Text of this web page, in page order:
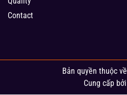
Contact
Bản quyền thuộc về
Cung cấp bởi